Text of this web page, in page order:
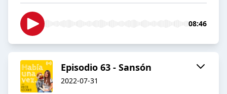
08:46
Episodio 63 - Sansón
2022-07-31